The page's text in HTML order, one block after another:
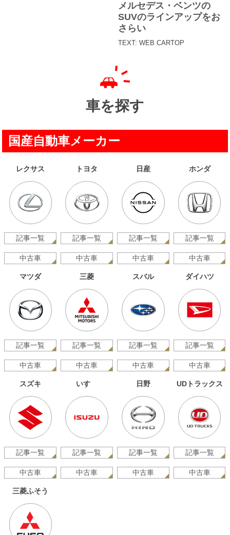
メルセデス・ベンツの
SUVのラインアップをお
さらい
TEXT: WEB CARTOP
車を探す
国産自動車メーカー
レクサス
記事一覧
中古車
トヨタ
記事一覧
中古車
日産
記事一覧
中古車
ホンダ
記事一覧
中古車
マツダ
記事一覧
中古車
三菱
記事一覧
中古車
スバル
記事一覧
中古車
ダイハツ
記事一覧
中古車
スズキ
記事一覧
中古車
いすゞ
記事一覧
中古車
日野
記事一覧
中古車
UDトラックス
記事一覧
中古車
三菱ふそう